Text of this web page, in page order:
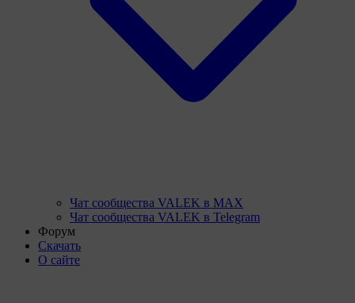
Чат сообщества VALEK в MAX
Чат сообщества VALEK в Telegram
Форум
Скачать
О сайте